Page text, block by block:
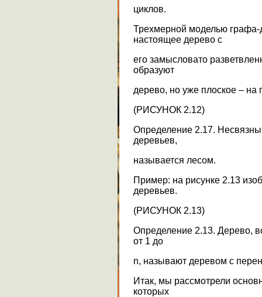
циклов.
Трехмерной моделью графа-
настоящее дерево с
его замысловато
образуют
дерево, но уже плоское – на
(РИСУНОК 2.12)
Определение 2.17.
деревьев,
называется лесом.
Пример: на рисунке 2.13
деревьев.
(РИСУНОК 2.13)
Определение 2.13. Дерево,
от 1 до
n, называют деревом с
Итак, мы рассмотрели
которых